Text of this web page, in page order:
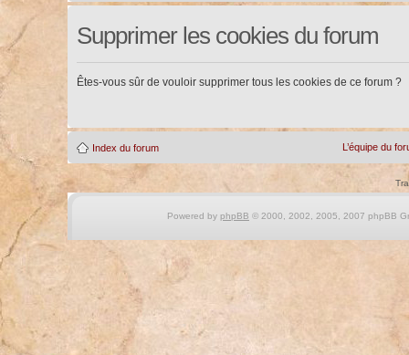
Supprimer les cookies du forum
Êtes-vous sûr de vouloir supprimer tous les cookies de ce forum ?
Index du forum L’équipe du
Powered by phpBB © 2000, 2002, 2005, 2007 phpBB